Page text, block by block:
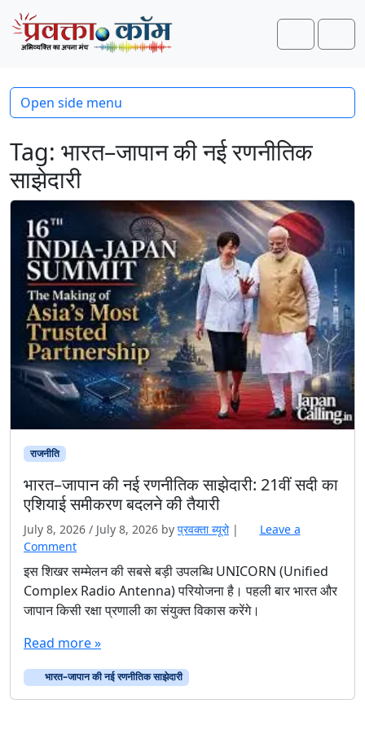
Skip to content
Skip to footer
Search
Tag: भारत–जापान की नई रणनीतिक
साझेदारी
राजनीति
भारत–जापान की नई रणनीतिक साझेदारी: 21वीं सदी का
एशियाई समीकरण बदलने की तैयारी
July 8, 2026 / July 8, 2026 by प्रवक्‍ता ब्यूरो |
Leave a
Comment
इस शिखर सम्मेलन की सबसे बड़ी उपलब्धि UNICORN (Unified
Complex Radio Antenna) परियोजना है। पहली बार भारत और
जापान किसी रक्षा प्रणाली का संयुक्त विकास करेंगे।
Read more »
भारत–जापान की नई रणनीतिक साझेदारी
Open side menu